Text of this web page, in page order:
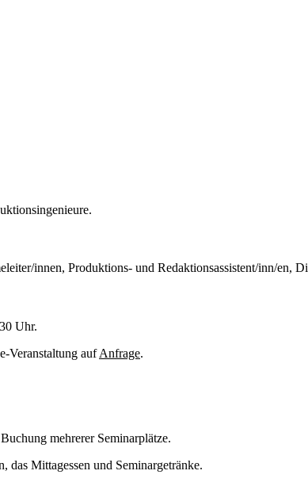
innen, Produktions- und Redaktionsassistent/inn/en,
Uhr.
Veranstaltung aufAnfrage.
mehrerer Seminarplätze.
das Mittagessen und Seminargetränke.